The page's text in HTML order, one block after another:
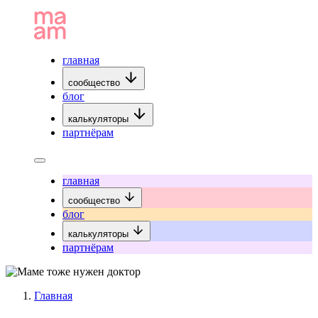
главная
сообщество
блог
калькуляторы
партнёрам
главная
сообщество
блог
калькуляторы
партнёрам
Главная